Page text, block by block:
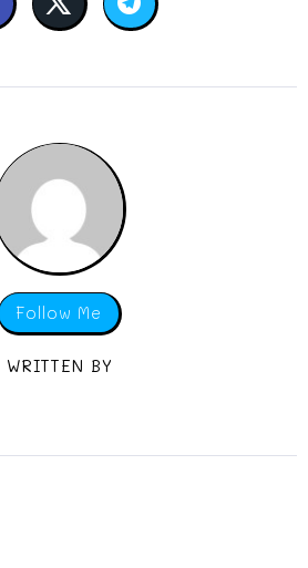
Follow Me
WRITTEN BY